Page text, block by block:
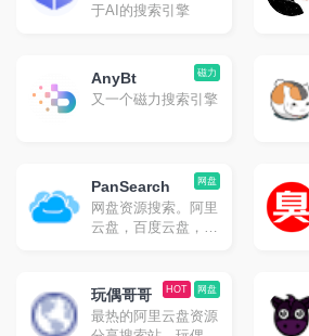
于AI的搜索引擎
磁力
AnyBt
又一个磁力搜索引擎
网盘
PanSearch
网盘资源搜索。阿里
云盘，百度云盘，夸
网盘
HOT
玩偶哥哥
最热的阿里云盘资源